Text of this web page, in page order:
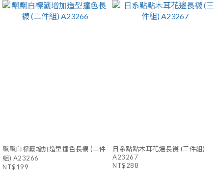
飄飄白標籤增加造型撞色長襪 (二件
組) A23266
NT$199
日系點點木耳花邊長襪 (三件組)
A23267
NT$288